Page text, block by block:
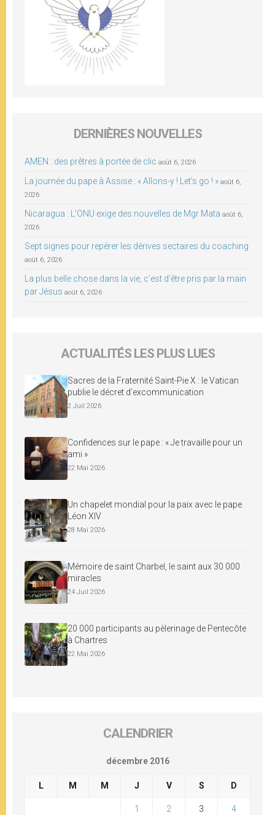
DERNIÈRES NOUVELLES
AMEN : des prêtres à portée de clic août 6, 2026
La journée du pape à Assise : « Allons-y ! Let’s go ! » août 6,
2026
Nicaragua : L’ONU exige des nouvelles de Mgr Mata août 6,
2026
Sept signes pour repérer les dérives sectaires du coaching
août 6, 2026
La plus belle chose dans la vie, c’est d’être pris par la main
par Jésus août 6, 2026
ACTUALITÉS LES PLUS LUES
Sacres de la Fraternité Saint-Pie X : le Vatican
publie le décret d’excommunication
2 Juil 2026
Confidences sur le pape : « Je travaille pour un
ami »
22 Mai 2026
Un chapelet mondial pour la paix avec le pape
Léon XIV
28 Mai 2026
Mémoire de saint Charbel, le saint aux 30 000
miracles
24 Juil 2026
20 000 participants au pèlerinage de Pentecôte
à Chartres
22 Mai 2026
CALENDRIER
décembre 2016
L M M J V S D
1 2 3 4